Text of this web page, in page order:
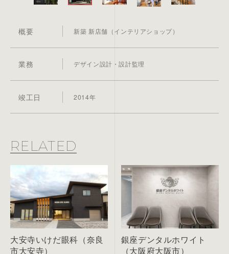
概要 新築 新店舗（インテリアショップ）
業務 デザイン設計・設計監理
竣工日 2014年
RELATED
大安寺いけだ眼科（奈良
市大安寺）
銀座デンタルホワイト
（大阪府大阪市）